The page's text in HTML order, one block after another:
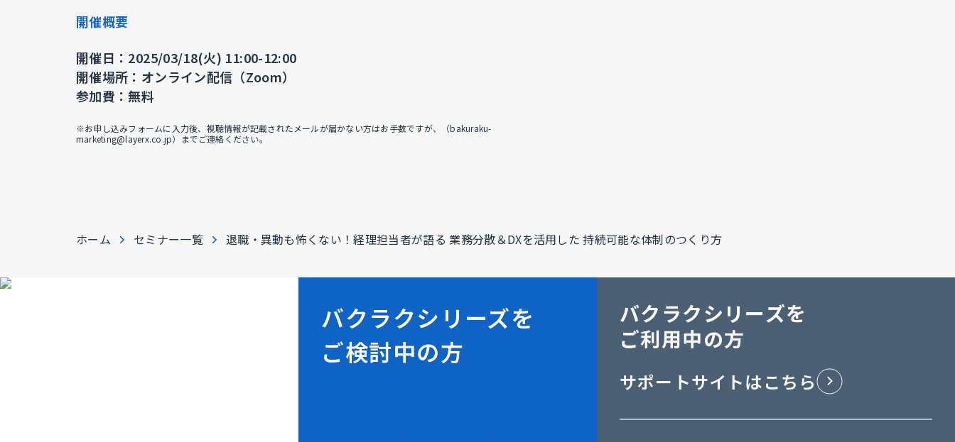
開催概要
開催日：2025/03/18(火) 11:00-12:00
開催場所：オンライン配信（Zoom）
参加費：無料
※お申し込みフォームに入力後、視聴情報が記載されたメールが届かない方はお手数ですが、（bakuraku-
marketing@layerx.co.jp）までご連絡ください。
ホーム セミナー一覧 退職・異動も怖くない！経理担当者が語る 業務分散＆DXを活用した 持続可能な体制のつくり方
バクラクシリーズを
ご検討中の方
バクラクシリーズを
ご利用中の方
サポートサイトはこちら